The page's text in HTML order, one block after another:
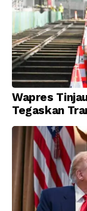
Wapres
Tegaskan
Prioritas